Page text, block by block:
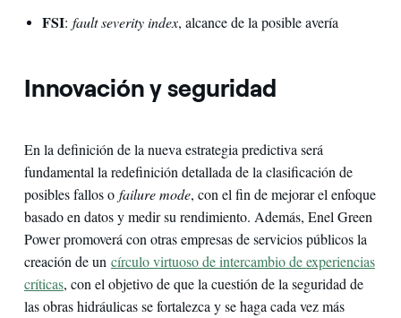
FSI: fault severity index, alcance de la posible avería
Innovación y seguridad
En la definición de la nueva estrategia predictiva será
fundamental la redefinición detallada de la clasificación de
posibles fallos o failure mode, con el fin de mejorar el enfoque
basado en datos y medir su rendimiento. Además, Enel Green
Power promoverá con otras empresas de servicios públicos la
creación de un círculo virtuoso de intercambio de experiencias
críticas, con el objetivo de que la cuestión de la seguridad de
las obras hidráulicas se fortalezca y se haga cada vez más